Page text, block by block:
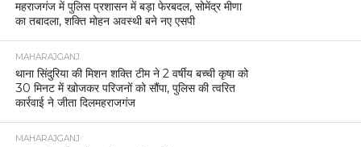
महराजगंज में पुलिस प्रशासन में बड़ा फेरबदल, सोमेंद्र मीणा
का तबादला, शक्ति मोहन अवस्थी बने नए एसपी
MAHARAJGANJ
थाना सिंदुरिया की मिशन शक्ति टीम ने 2 वर्षीय बच्ची कृषा को
30 मिनट में खोजकर परिजनों को सौंपा, पुलिस की त्वरित
कार्रवाई ने जीता दिलमहराजगंज
MAHARAJGANJ